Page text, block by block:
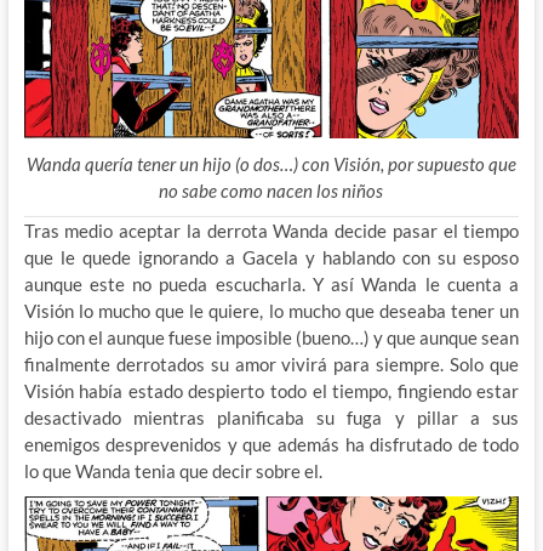
Wanda quería tener un hijo (o dos…) con Visión, por supuesto que
no sabe como nacen los niños
Tras medio aceptar la derrota Wanda decide pasar el tiempo
que le quede ignorando a Gacela y hablando con su esposo
aunque este no pueda escucharla. Y así Wanda le cuenta a
Visión lo mucho que le quiere, lo mucho que deseaba tener un
hijo con el aunque fuese imposible (bueno…) y que aunque sean
finalmente derrotados su amor vivirá para siempre. Solo que
Visión había estado despierto todo el tiempo, fingiendo estar
desactivado mientras planificaba su fuga y pillar a sus
enemigos desprevenidos y que además ha disfrutado de todo
lo que Wanda tenia que decir sobre el.